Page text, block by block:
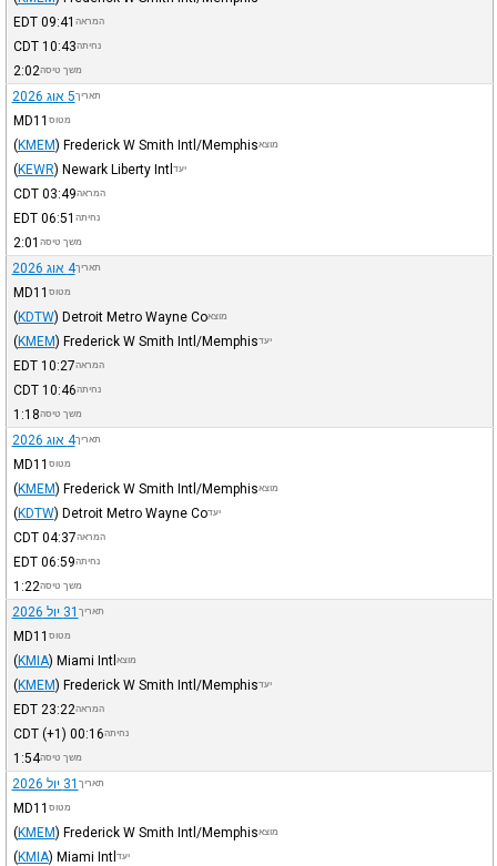
המראה 09:41
EDT
נחיתה10:43
CDT
משך טיסה2:02
תאריך5 אוג 2026
מטוס MD11
מוצאFrederick W Smith Intl/Memphis
(KMEM)
יעד Newark Liberty Intl
(KEWR)
המראה03:49
CDT
נחיתה 06:51
EDT
משך טיסה 2:01
תאריך4 אוג 2026
מטוס MD11
מוצאDetroit Metro Wayne Co
(KDTW)
יעדFrederick W Smith Intl/Memphis
(KMEM)
המראה10:27
EDT
נחיתה10:46
CDT
משך טיסה1:18
תאריך4 אוג 2026
מטוס MD11
מוצאFrederick W Smith Intl/Memphis
(KMEM)
יעדDetroit Metro Wayne Co
(KDTW)
המראה04:37
CDT
נחיתה06:59
EDT
משך טיסה1:22
תאריך 31 יול 2026
מטוס MD11
מוצא Miami Intl
(KMIA)
יעדFrederick W Smith Intl/Memphis
(KMEM)
המראה23:22
EDT
נחיתה00:16
CDT(+1)
משך טיסה1:54
תאריך 31 יול 2026
מטוס MD11
מוצאFrederick W Smith Intl/Memphis
(KMEM)
יעד Miami Intl
(KMIA)